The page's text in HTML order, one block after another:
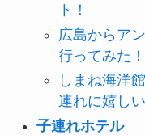
ト！
広島からア
行ってみた
しまね海洋
連れに嬉し
子連れホテル